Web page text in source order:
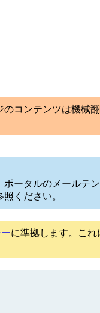
コンテンツは機械
ータルのメールテ
ください。
に準拠します。これ